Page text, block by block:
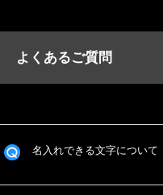
よくあるご質問
名入れできる文字について